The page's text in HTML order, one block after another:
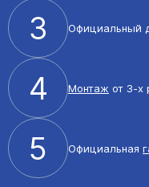
3 Официальный
4 Монтаж от 3-х
5 Официальная